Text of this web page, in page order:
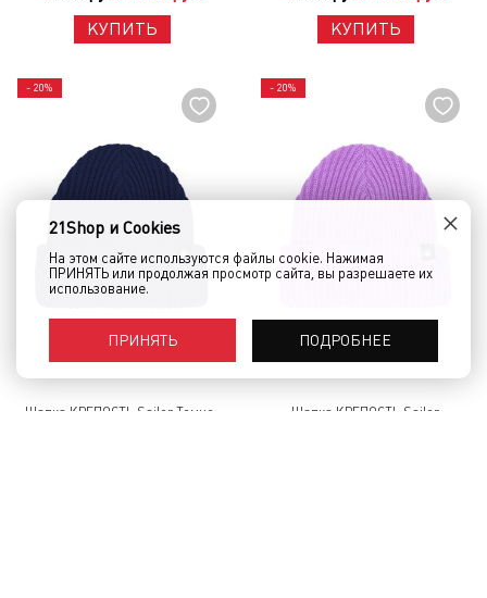
КУПИТЬ КУПИТЬ
- 20%
Шапка КРЕПОСТЬ Sailor Темно-
- 20%
Шапка КРЕПОСТЬ Sailor
21Shop и Cookies
На этом сайте используются файлы cookie. Нажимая
ПРИНЯТЬ или продолжая просмотр сайта, вы разрешаете их
использование.
ПРИНЯТЬ ПОДРОБНЕЕ
×